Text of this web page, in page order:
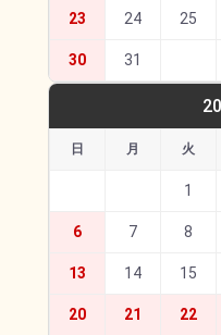
23 24 25
30 31
日 月 火
1
6 7 8
13 14 15
20 21 22